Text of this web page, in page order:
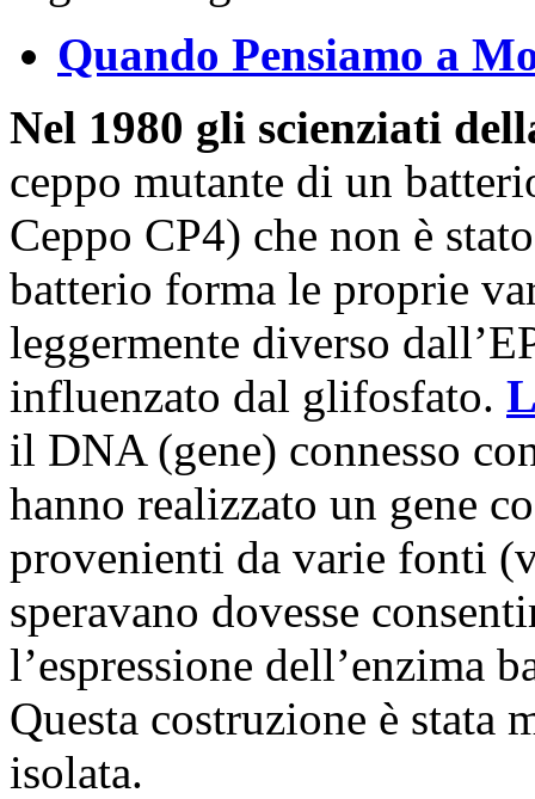
Quando Pensiamo a
Nel 1980 gli scienziati
ceppo mutante di un
Ceppo CP4) che non è
batterio forma le proprie
leggermente diverso
influenzato dal glifosfato.
il DNA (gene) connesso
hanno realizzato un gene
provenienti da varie fonti
speravano dovesse
l’espressione dell’enzima
Questa costruzione è
isolata.